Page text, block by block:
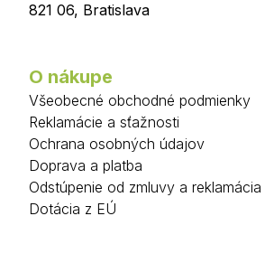
821 06, Bratislava
O nákupe
Všeobecné obchodné podmienky
Reklamácie a sťažnosti
Ochrana osobných údajov
Doprava a platba
Odstúpenie od zmluvy a reklamácia
Dotácia z EÚ